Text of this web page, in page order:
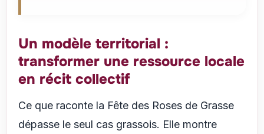
Un modèle territorial :
transformer une ressource locale
en récit collectif
Ce que raconte la Fête des Roses de Grasse
dépasse le seul cas grassois. Elle montre